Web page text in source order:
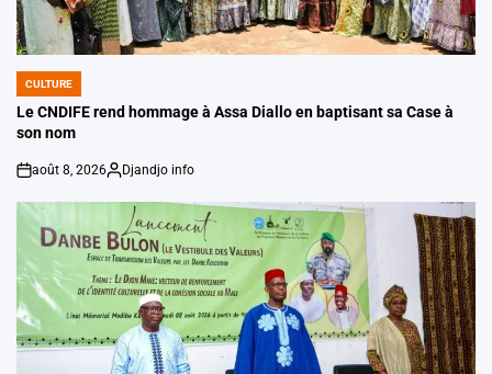
POSTED
IN
CULTURE
Le CNDIFE rend hommage à Assa Diallo en baptisant sa Case à
son nom
on
août 8, 2026
Posted
by
Djandjo info